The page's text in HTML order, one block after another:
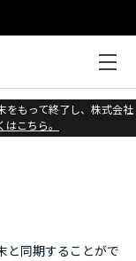
をもって終了し、株式会社
はこちら。
と同期することがで